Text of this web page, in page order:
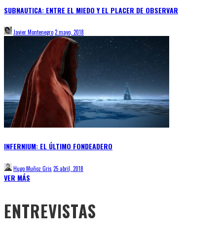
SUBNAUTICA: ENTRE EL MIEDO Y EL PLACER DE OBSERVAR
Javier Montenegro2 mayo, 2018
INFERNIUM: EL ÚLTIMO FONDEADERO
Hugo Muñoz Gris 25 abril, 2018
VER MÁS
ENTREVISTAS